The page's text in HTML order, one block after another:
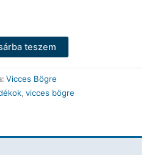
teszem
Vicces Bögre
, vicces bögre